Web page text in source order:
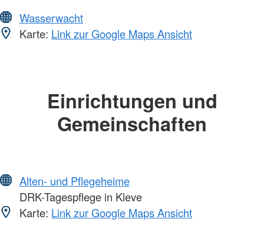
Wasserwacht
Karte: Link zur Google Maps Ansicht
Einrichtungen und
Gemeinschaften
Alten- und Pflegeheime
DRK-Tagespflege in Kleve
Karte: Link zur Google Maps Ansicht